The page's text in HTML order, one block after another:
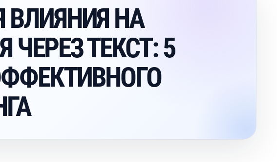
ВЛИЯНИЯ НА
ЧЕРЕЗ ТЕКСТ: 5